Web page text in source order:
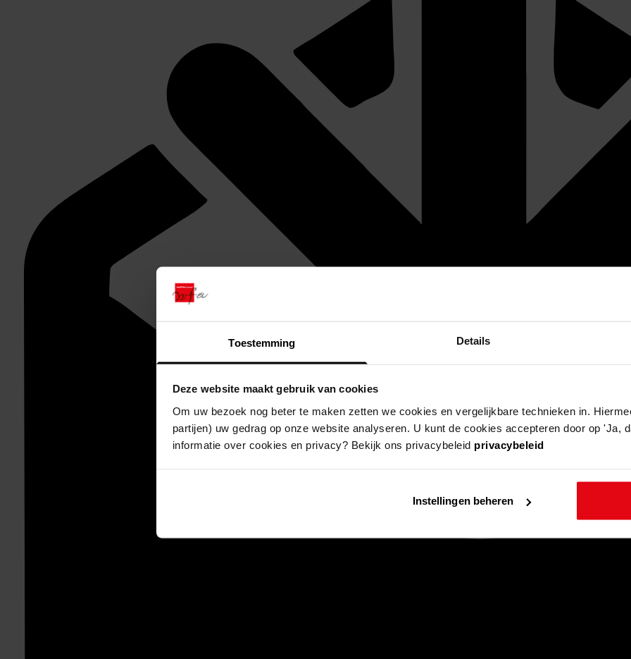
Toestemming Details
Deze website maakt gebruik van cookies
Om uw bezoek nog beter te maken zetten we cookies en vergelijkbare technieken in.
partijen) uw gedrag op onze website analyseren. U kunt de cookies accepteren door op 'Ja,
informatie over cookies en privacy? Bekijk ons privacybeleid privacybeleid
Instellingen beheren